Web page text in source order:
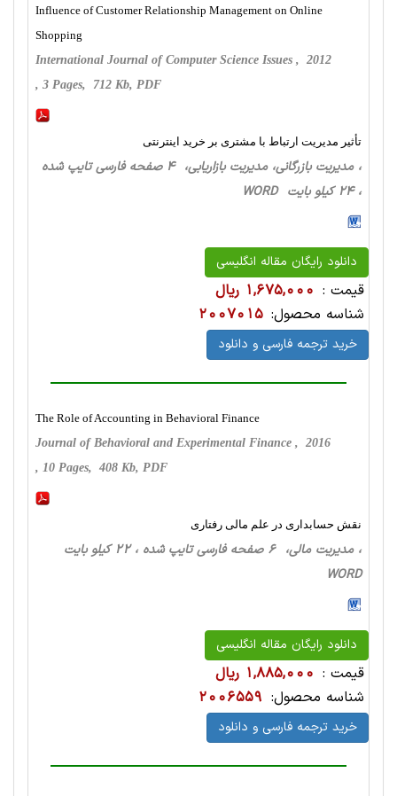
Influence of Customer Relationship Management on Online
Shopping
International Journal of Computer Science Issues , 2012
, 3 Pages, 712 Kb, PDF
تأثیر مدیریت ارتباط با مشتری بر خرید اینترنتی
، مدیریت بازرگانی، مدیریت بازاریابی، 4 صفحه فارسی تایپ شده
، 24 کیلو بایت WORD
دانلود رایگان مقاله انگلیسی
قیمت : 1,675,000 ریال
شناسه محصول: 2007015
خرید ترجمه فارسی و دانلود
The Role of Accounting in Behavioral Finance
Journal of Behavioral and Experimental Finance , 2016
, 10 Pages, 408 Kb, PDF
نقش حسابداری در علم مالی رفتاری
، مدیریت مالی، 6 صفحه فارسی تایپ شده ، 22 کیلو بایت
WORD
دانلود رایگان مقاله انگلیسی
قیمت : 1,885,000 ریال
شناسه محصول: 2006559
خرید ترجمه فارسی و دانلود